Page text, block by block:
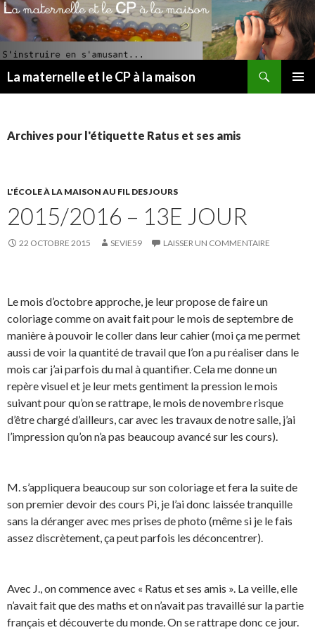
La maternelle et le CP à la maison
PRINCIPAL
Archives pour l'étiquette Ratus et ses amis
L'ÉCOLE À LA MAISON AU FIL DES JOURS
2015/2016 – 13E JOUR
22 OCTOBRE 2015 SEVIE59 LAISSER UN COMMENTAIRE
Le mois d’octobre approche, je leur propose de faire un
coloriage comme on avait fait pour le mois de septembre de
manière à pouvoir le coller dans leur cahier (moi ça me permet
aussi de voir la quantité de travail que l’on a pu réaliser dans le
mois car j’ai parfois du mal à quantifier. Cela me donne un
repère visuel et je leur mets gentiment la pression le mois
suivant pour qu’on se rattrape, le mois de novembre risque
d’être chargé d’ailleurs, car avec les travaux de notre salle, j’ai
l’impression qu’on n’a pas beaucoup avancé sur les cours).
M. s’appliquera beaucoup sur son coloriage et fera la suite de
son premier devoir des cours Pi, je l’ai donc laissée tranquille
sans la déranger avec mes prises de photo (même si je le fais
assez discrètement, ça peut parfois les déconcentrer).
Avec J., on commence avec « Ratus et ses amis ». La veille, elle
n’avait fait que des maths et on n’avait pas travaillé sur la partie
français et découverte du monde. On se rattrape donc ce jour.